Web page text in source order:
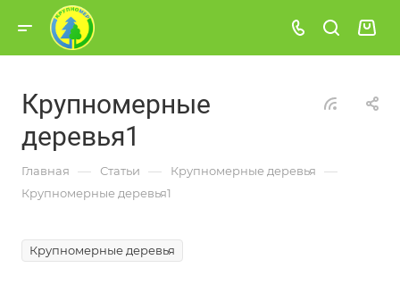
Крупномерные
деревья1
Главная — Статьи — Крупномерные деревья —
Крупномерные деревья1
Крупномерные деревья